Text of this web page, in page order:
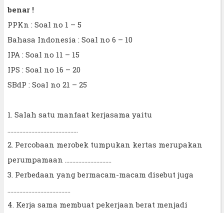
benar !
PPKn : Soal no 1 – 5
Bahasa Indonesia : Soal no 6 – 10
IPA : Soal no 11 – 15
IPS : Soal no 16 – 20
SBdP : Soal no 21 – 25
1. Salah satu manfaat kerjasama yaitu
2. Percobaan merobek tumpukan kertas merupakan
perumpamaan ...............................
3. Perbedaan yang bermacam-macam disebut juga
4. Kerja sama membuat pekerjaan berat menjadi